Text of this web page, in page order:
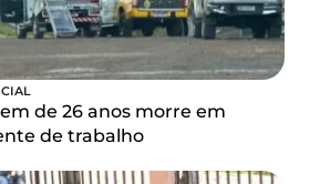
de 26 anos morre em
de trabalho